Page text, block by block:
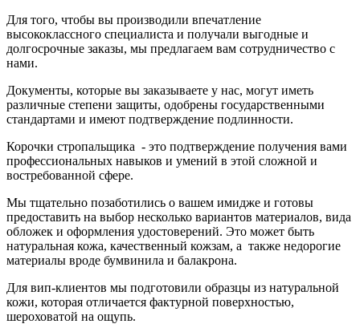
Для того, чтобы вы производили впечатление
высококлассного специалиста и получали выгодные и
долгосрочные заказы, мы предлагаем вам сотрудничество с
нами.
Документы, которые вы заказываете у нас, могут иметь
различные степени защиты, одобрены государственными
стандартами и имеют подтверждение подлинности.
Корочки стропальщика - это подтверждение получения вами
профессиональных навыков и умений в этой сложной и
востребованной сфере.
Мы тщательно позаботились о вашем имидже и готовы
предоставить на выбор несколько вариантов материалов, вида
обложек и оформления удостоверений. Это может быть
натуральная кожа, качественный кожзам, а также недорогие
материалы вроде бумвинила и балакрона.
Для вип-клиентов мы подготовили образцы из натуральной
кожи, которая отличается фактурной поверхностью,
шероховатой на ощупь.